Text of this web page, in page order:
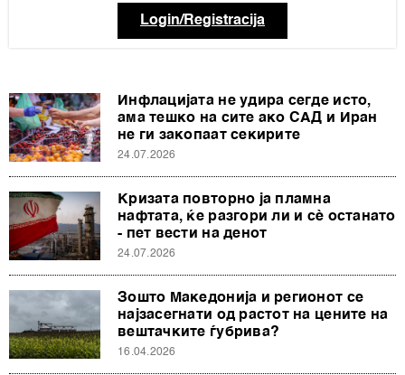
Login/Registracija
Инфлацијата не удира сегде исто,
ама тешко на сите ако САД и Иран
не ги закопаат секирите
24.07.2026
Кризата повторно ја пламна
нафтата, ќе разгори ли и сè останато
- пет вести на денот
24.07.2026
Зошто Македонија и регионот се
најзасегнати од растот на цените на
вештачките ѓубрива?
16.04.2026